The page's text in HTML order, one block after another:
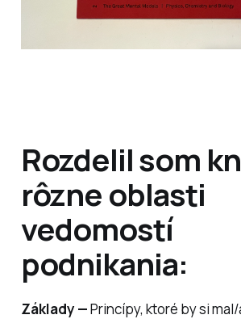
Rozdelil som
rôzne oblasti
vedomostí
podnikania:
Základy —Princípy, ktoré by si